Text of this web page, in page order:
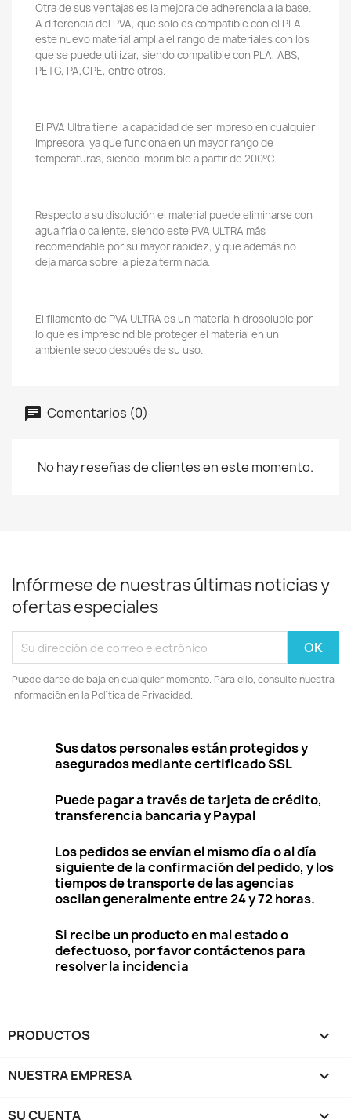
Otra de sus ventajas es la mejora de adherencia a la base.
A diferencia del PVA, que solo es compatible con el PLA,
este nuevo material amplia el rango de materiales con los
que se puede utilizar, siendo compatible con PLA, ABS,
PETG, PA,CPE, entre otros.
El PVA Ultra tiene la capacidad de ser impreso en cualquier
impresora, ya que funciona en un mayor rango de
temperaturas, siendo imprimible a partir de 200ºC.
Respecto a su disolución el material puede eliminarse con
agua fría o caliente, siendo este PVA ULTRA más
recomendable por su mayor rapidez, y que además no
deja marca sobre la pieza terminada.
El filamento de PVA ULTRA es un material hidrosoluble por
lo que es imprescindible proteger el material en un
ambiente seco después de su uso.
Comentarios (0)
No hay reseñas de clientes en este momento.
Infórmese de nuestras últimas noticias y
ofertas especiales
Puede darse de baja en cualquier momento. Para ello, consulte nuestra
información en la Política de Privacidad.
Sus datos personales están protegidos y
asegurados mediante certificado SSL
Puede pagar a través de tarjeta de crédito,
transferencia bancaria y Paypal
Los pedidos se envían el mismo día o al día
siguiente de la confirmación del pedido, y los
tiempos de transporte de las agencias
oscilan generalmente entre 24 y 72 horas.
Si recibe un producto en mal estado o
defectuoso, por favor contáctenos para
resolver la incidencia
PRODUCTOS 
NUESTRA EMPRESA 
SU CUENTA 